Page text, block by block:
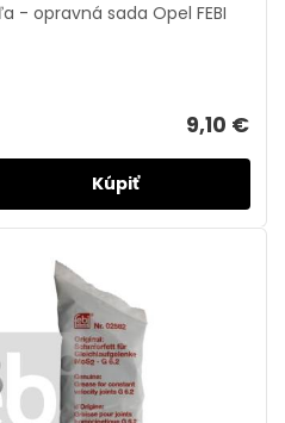
- opravná sada Opel FEBI
9,10 €